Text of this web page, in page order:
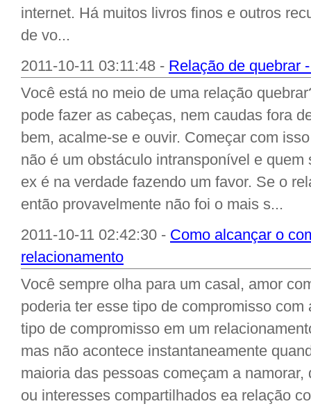
internet. Há muitos livros finos e outros
de vo...
2011-10-11 03:11:48 - Relação de quebrar
Você está no meio de uma relação
pode fazer as cabeças, nem caudas fora
bem, acalme-se e ouvir. Começar com
não é um obstáculo intransponível e
ex é na verdade fazendo um favor. Se o
então provavelmente não foi o mais s...
2011-10-11 02:42:30 - Como alcançar o
relacionamento
Você sempre olha para um casal, amor
poderia ter esse tipo de compromisso
tipo de compromisso em um
mas não acontece instantaneamente
maioria das pessoas começam a
ou interesses compartilhados ea relação